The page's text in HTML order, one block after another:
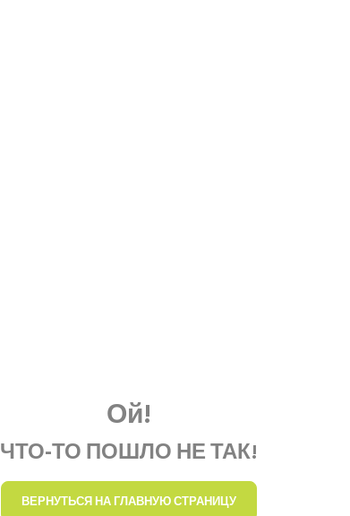
Ой!
ЧТО-ТО ПОШЛО НЕ ТАК!
ВЕРНУТЬСЯ НА ГЛАВНУЮ СТРАНИЦУ